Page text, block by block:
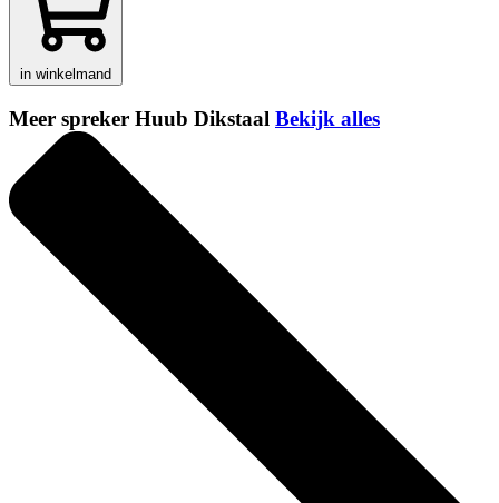
in winkelmand
Meer spreker Huub Dikstaal Bekijk alles